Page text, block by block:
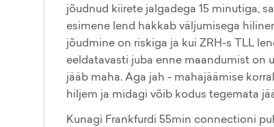
jõudnud kiirete jalgadega 15 minutiga,
esimene lend hakkab väljumisega
jõudmine on riskiga ja kui ZRH-s TLL
eeldatavasti juba enne maandumist on
jääb maha. Aga jah - mahajäämise
hiljem ja midagi võib kodus tegemata
Kunagi Frankfurdi 55min connectioni